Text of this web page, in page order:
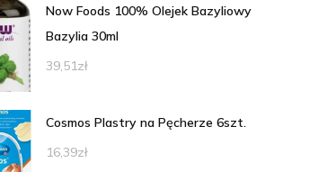
Now Foods 100% Olejek Bazyliowy
Bazylia 30ml
39,51zł
Cosmos Plastry na Pęcherze 6szt.
16,39zł